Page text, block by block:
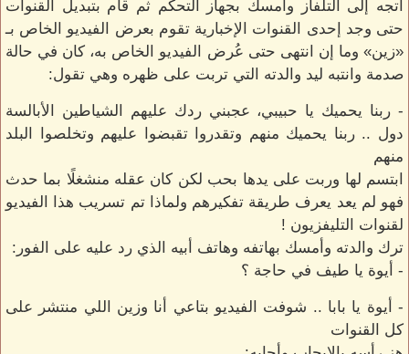
اتجه إلى التلفاز وأمسك بجهاز التحكم ثم قام بتبديل القنوات
حتى وجد إحدى القنوات الإخبارية تقوم بعرض الفيديو الخاص بـ
«زين» وما إن انتهى حتى عُرض الفيديو الخاص به، كان في حالة
صدمة وانتبه ليد والدته التي تربت على ظهره وهي تقول:
- ربنا يحميك يا حبيبي، عجبني ردك عليهم الشياطين الأبالسة
دول .. ربنا يحميك منهم وتقدروا تقبضوا عليهم وتخلصوا البلد
منهم
ابتسم لها وربت على يدها بحب لكن كان عقله منشغلًا بما حدث
فهو لم يعد يعرف طريقة تفكيرهم ولماذا تم تسريب هذا الفيديو
لقنوات التليفزيون !
ترك والدته وأمسك بهاتفه وهاتف أبيه الذي رد عليه على الفور:
- أيوة يا طيف في حاجة ؟
- أيوة يا بابا .. شوفت الفيديو بتاعي أنا وزين اللي منتشر على
كل القنوات